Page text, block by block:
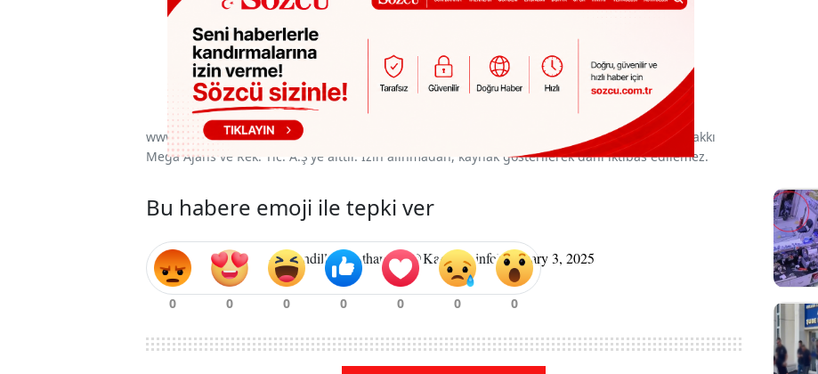
— Kandilli Rasathanesi (@Kandilli_info)January 3, 2025
www.sozcu.com.tr internet sitesinde yayınlanan yazı, haber ve fotoğrafların her türlü telif hakkı
Mega Ajans ve Rek. Tic. A.Ş'ye aittir. İzin alınmadan, kaynak gösterilerek dahi iktibas edilemez.
Bu habere emoji ile tepki ver